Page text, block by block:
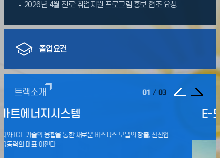
2026년 4월 진로·취업지원 프로그램 홍보 협조 요청
졸업요건
트랙소개
E-모빌리티 시스템 트랙
01 / 03